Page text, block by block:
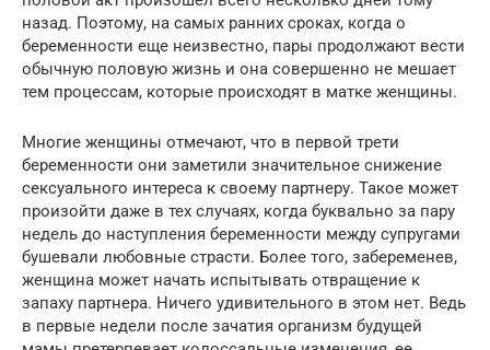
назад. Поэтому, на самых ранних сроках, когда о
беременности еще неизвестно, пары продолжают вести
обычную половую жизнь и она совершенно не мешает
тем процессам, которые происходят в матке женщины.
Многие женщины отмечают, что в первой трети
беременности они заметили значительное снижение
сексуального интереса к своему партнеру. Такое может
произойти даже в тех случаях, когда буквально за пару
недель до наступления беременности между супругами
бушевали любовные страсти. Более того, забеременев,
женщина может начать испытывать отвращение к
запаху партнера. Ничего удивительного в этом нет. Ведь
в первые недели после зачатия организм будущей